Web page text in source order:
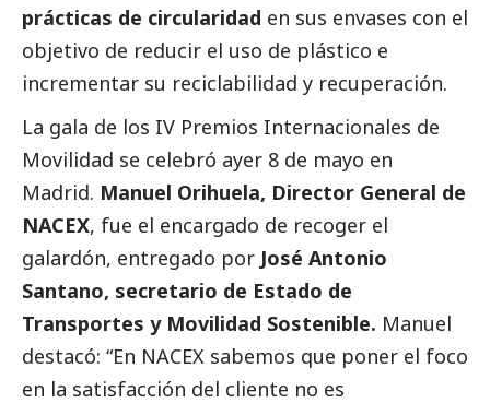
prácticas de circularidad en sus envases con el
objetivo de reducir el uso de plástico e
incrementar su reciclabilidad y recuperación.
La gala de los IV Premios Internacionales de
Movilidad se celebró ayer 8 de mayo en
Madrid. Manuel Orihuela, Director General de
NACEX, fue el encargado de recoger el
galardón, entregado por José Antonio
Santano, secretario de Estado de
Transportes y Movilidad Sostenible. Manuel
destacó: “En NACEX sabemos que poner el foco
en la satisfacción del cliente no es